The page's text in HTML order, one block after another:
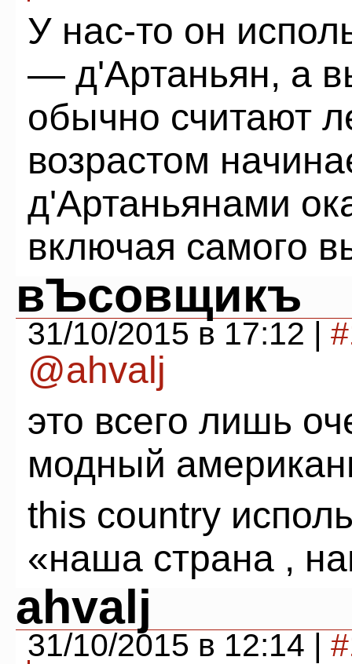
У нас-то он
— д'Артаньян, а
обычно считают
возрастом
д'Артаньянами
включая самого
вЪсовщикъ
31/10/2015 в 17:12 |
@ahvalj
это всего лишь
модный
this country
«наша страна ,
ahvalj
31/10/2015 в 12:14 |